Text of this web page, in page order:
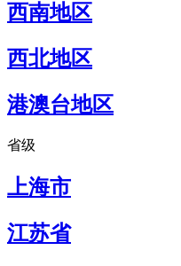
西南地区
西北地区
港澳台地区
省级
上海市
江苏省